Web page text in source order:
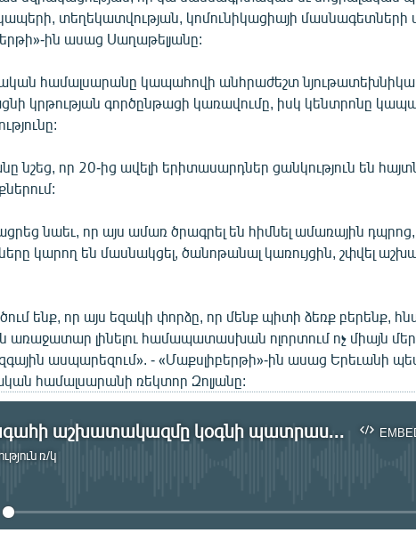
տեղեկատվության, կոմունիկացիայի
ին ասաց Սաղաթելյանը:
համալսարանը կապահովի անհրաժեշտ
կրթության գործընթացի կառավումը, իսկ կենտրոնը
նշեց, որ 20-ից ավելի երիտասարդներ ցանկություն են
նաեւ, որ այս ամառ ծրագրել են հիմնել ամառային
կարող են մասնակցել, ծանոթանալ կառույցին, շփվել
ենք, որ այս եզակի փորձը, որ մենք պիտի ձեռք բերենք,
առաջատար լինելու համապատասխան ոլորտում ոչ միայն մեր
ասպարեզում». - «Մաքսլիբերթի»-ին ասաց Երեւանի
համալսարանի ռեկտոր Զոլյանը:
Նախագահի աշխատակազմը կօգնի պատրաստել հանրային կապերի գծով մասնագետներ
ռ/կ